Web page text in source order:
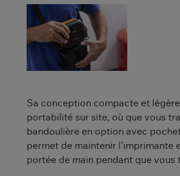
Sa conception compacte et
portabilité sur site, où que vous
bandoulière en option avec
permet de maintenir l'imprimante
portée de main pendant que vous